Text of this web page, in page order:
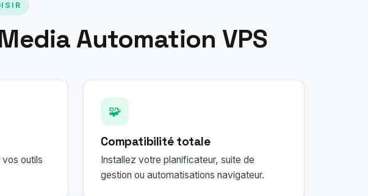
Automation VPS
outils
🧩
Compatibilité totale
Installez votre planificateur, suite de
gestion ou automatisations navigateur.